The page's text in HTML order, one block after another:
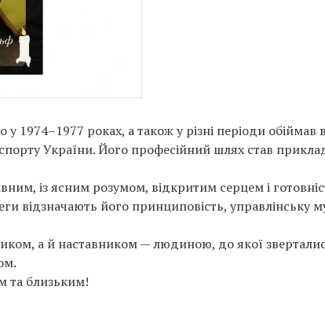
роках, а також у різні періоди обіймав
України. Його професійний шлях став
із ясним розумом, відкритим серцем і
відзначають його принциповість, управлінську
а й наставником — людиною, до якої
та близьким!